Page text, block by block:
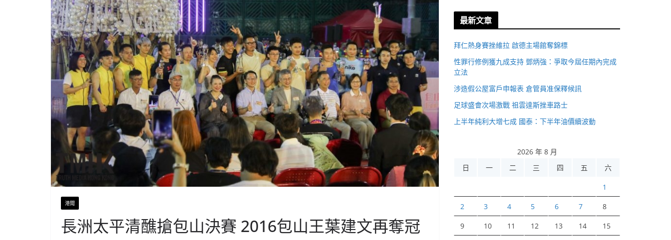
港聞
長洲太平清醮搶包山決賽 2016包山王葉建文再奪冠
最新文章
拜仁熱身賽挫維拉 啟德主場館奪錦標
性罪行修例獲九成支持 鄧炳強：爭取今屆任期內完成
立法
涉造假公屋富戶申報表 倉管員准保釋候訊
足球盛會次場激戰 祖雲達斯挫車路士
上半年純利大增七成 國泰：下半年油價續波動
2026 年 8 月
日
一 二 三 四 五 六
1
2 3 4 5 6 7 8
9 10 11 12 13 14 15